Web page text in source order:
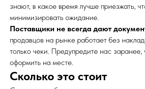
знают, в какое время лучше приезжать,
минимизировать ожидание.
Поставщики не всегда дают
продавцов на рынке работает без
только чеки. Предупредите нас заранее,
оформить на месте.
Сколько это стоит